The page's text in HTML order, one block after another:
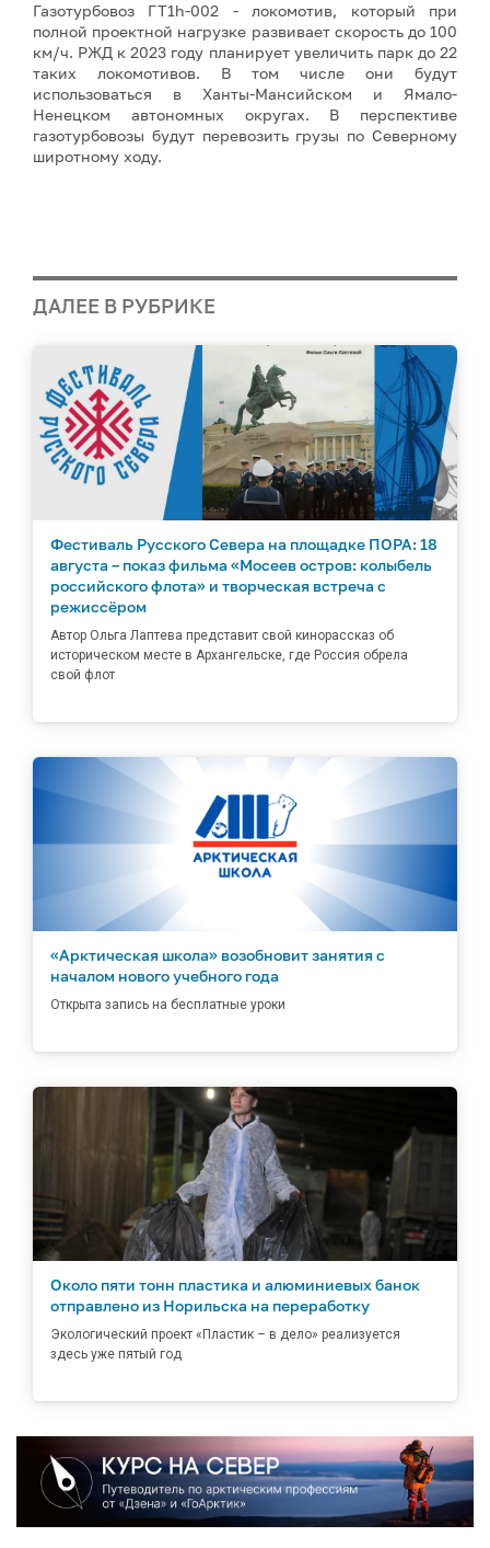
Газотурбовоз ГТ1h-002 - локомотив, который при
полной проектной нагрузке развивает скорость до 100
км/ч. РЖД к 2023 году планирует увеличить парк до 22
таких локомотивов. В том числе они будут
использоваться в Ханты-Мансийском и Ямало-
Ненецком автономных округах. В перспективе
газотурбовозы будут перевозить грузы по Северному
широтному ходу.
ДАЛЕЕ В РУБРИКЕ
Фестиваль Русского Севера на площадке ПОРА: 18
августа – показ фильма «Мосеев остров: колыбель
российского флота» и творческая встреча с
режиссёром
Автор Ольга Лаптева представит свой кинорассказ об
историческом месте в Архангельске, где Россия обрела
свой флот
«Арктическая школа» возобновит занятия с
началом нового учебного года
Открыта запись на бесплатные уроки
Около пяти тонн пластика и алюминиевых банок
отправлено из Норильска на переработку
Экологический проект «Пластик – в дело» реализуется
здесь уже пятый год